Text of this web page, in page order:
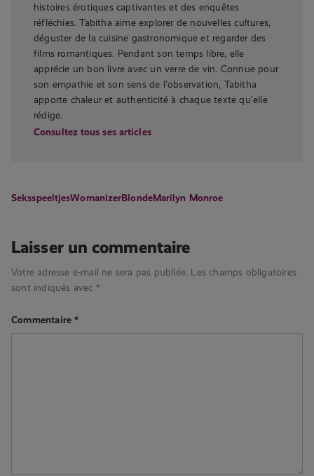
histoires érotiques captivantes et des enquêtes
réfléchies. Tabitha aime explorer de nouvelles cultures,
déguster de la cuisine gastronomique et regarder des
films romantiques. Pendant son temps libre, elle
apprécie un bon livre avec un verre de vin. Connue pour
son empathie et son sens de l’observation, Tabitha
apporte chaleur et authenticité à chaque texte qu’elle
rédige.
Consultez tous ses articles
SeksspeeltjesWomanizerBlondeMarilyn Monroe
Laisser un commentaire
Votre adresse e-mail ne sera pas publiée. Les champs obligatoires
sont indiqués avec *
Commentaire*